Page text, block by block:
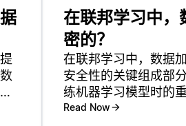
在联邦学习中，
密的？
在联邦学习中，数据
安全性的关键组成部
练机器学习模型时的
的机器学习将数据集
Read Now